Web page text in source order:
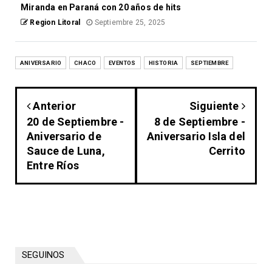
Miranda en Paraná con 20 años de hits
Region Litoral Septiembre 25, 2025
ANIVERSARIO CHACO EVENTOS HISTORIA SEPTIEMBRE
Anterior
20 de Septiembre -
Aniversario de
Sauce de Luna,
Entre Ríos
Siguiente
8 de Septiembre -
Aniversario Isla del
Cerrito
SEGUINOS